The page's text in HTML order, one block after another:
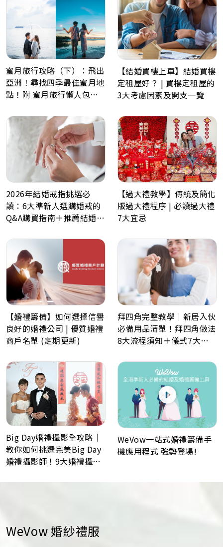
蜜月旅行攻略（下）：飛出
亞洲！尋找四季最佳蜜月地
點！附 蜜月旅行懶人包、
【結婚買樓上車】結婚買樓
定租屋好？ | 買樓定租屋的
3大考慮因素及開支一覽
2026年結婚戒指挑選必
讀：6大準新人選購婚戒的
Q&A購買指南＋推薦結婚戒
【過大禮教學】傳統及簡化
版過大禮程序 | 必讀過大禮
7大宜忌
【婚禮籌備】如何選擇信譽
良好的婚禮公司 | 優質婚禮
商戶名單 (定期更新)
拜四角完整教學｜新居入伙
必備用品清單！拜四角做法
8大流程須知＋儀式7大禁
Big Day婚禮攝影全攻略｜
教你如何挑選完美Big Day
婚禮攝影師！9大婚禮攝影
WeVow一站式婚禮籌備手
機應用程式 強勢登場!
WeVow 婚紗禮服